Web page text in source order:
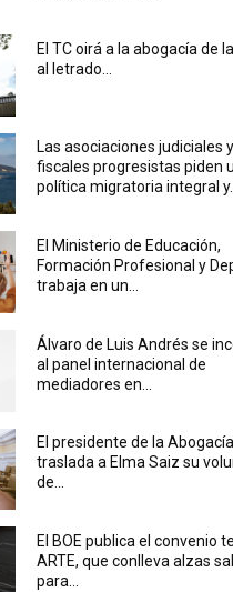
El TC oirá a la abogacía de
al letrado...
Las asociaciones judiciales y
fiscales progresistas piden
política migratoria integral
El Ministerio de Educación,
Formación Profesional y
trabaja en un...
Álvaro de Luis Andrés se
al panel internacional de
mediadores en...
El presidente de la Abogacía
traslada a Elma Saiz su
de...
El BOE publica el convenio
ARTE, que conlleva alzas
para...